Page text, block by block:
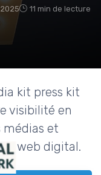
11 min de lecture
kit press kit
visibilité en
médias et
web digital.